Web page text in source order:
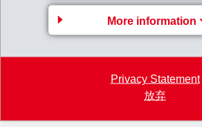
More information
Privacy Statement
放弃